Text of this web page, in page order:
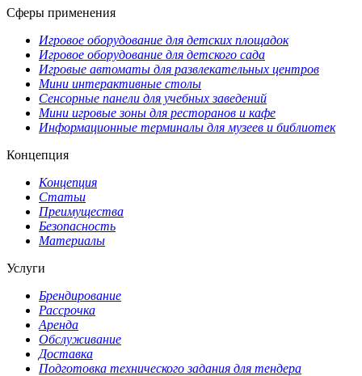
Сферы применения
Игровое оборудование для детских площадок
Игровое оборудование для детского сада
Игровые автоматы для развлекательных центров
Мини интерактивные столы
Сенсорные панели для учебных заведений
Мини игровые зоны для ресторанов и кафе
Информационные терминалы для музеев и библиотек
Концепция
Концепция
Статьи
Преимущества
Безопасность
Материалы
Услуги
Брендирование
Рассрочка
Аренда
Обслуживание
Доставка
Подготовка технического задания для тендера